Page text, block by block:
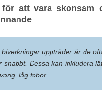
för att vara skonsam
biverkningar uppträder är de
snabbt. Dessa kan inkludera
låg feber.